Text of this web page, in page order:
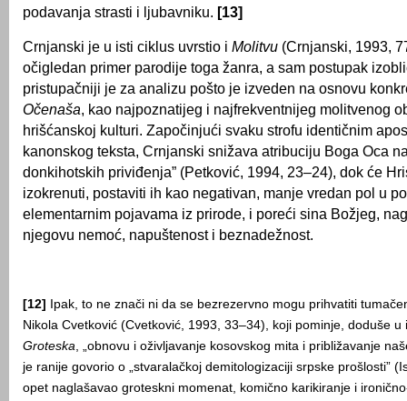
podavanja strasti i ljubavniku. [13]
Crnjanski je u isti ciklus uvrstio i Molitvu (Crnjanski, 1993,
očigledan primer parodije toga žanra, a sam postupak
pristupačniji je za analizu pošto je izveden na osnovu
Očenaša, kao najpoznatijeg i najfrekventnijeg molitvenog
hrišćanskoj kulturi. Započinjući svaku strofu identičnim
kanonskog teksta, Crnjanski snižava atribuciju Boga Oca
donkihotskih priviđenja” (Petković, 1994, 23–24), dok će
izokrenuti, postaviti ih kao negativan, manje vredan pol u
elementarnim pojavama iz prirode, i poreći sina Božjeg,
njegovu nemoć, napuštenost i beznadežnost.
[12]
Ipak, to ne znači ni da se bezrezervno mogu prihvatiti
Nikola Cvetković (Cvetković, 1993, 33–34), koji pominje, doduše
Groteska, „obnovu i oživljavanje kosovskog mita i približavanje
je ranije govorio o „stvaralačkoj demitologizaciji srpske prošlosti”
opet naglašavao groteskni momenat, komično karikiranje i